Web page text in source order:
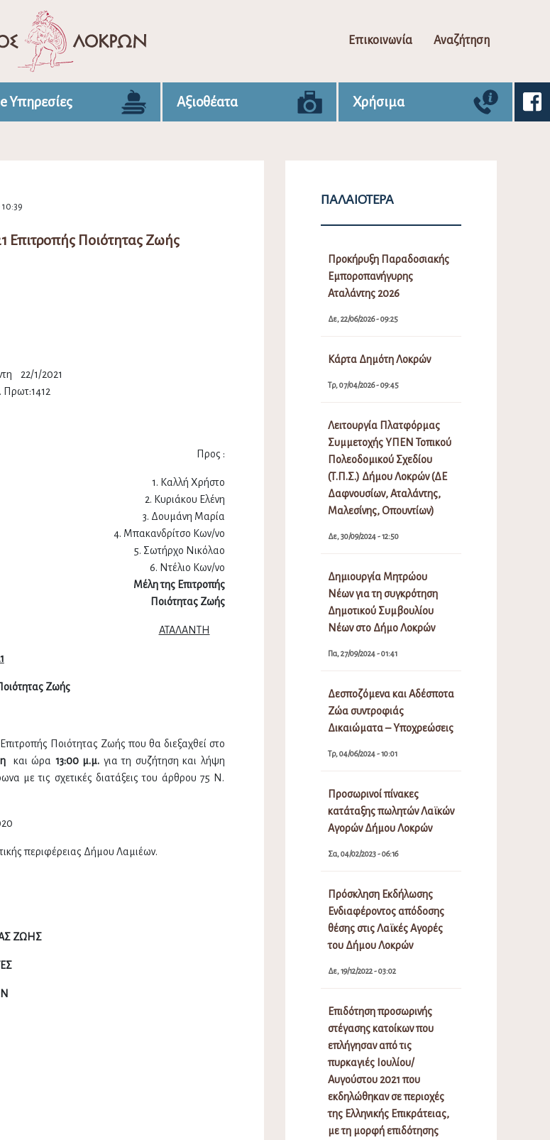
Επικοινωνία Αναζήτηση
e Υπηρεσίες Αξιοθέατα Χρήσιμα
Επιτροπής Ποιότητας Ζωής
22/1/2021
Πρωτ:1412
Προς :
1. Καλλή Χρήστο
2. Κυριάκου Ελένη
3. Δουμάνη Μαρία
4. Μπακανδρίτσο Κων/νο
5. Σωτήρχο Νικόλαο
6. Ντέλιο Κων/νο
Μέλη της Επιτροπής
Ποιότητας Ζωής
ΑΤΑΛΑΝΤΗ
Ζωής
Ποιότητας Ζωής που θα διεξαχθεί στο
και ώρα 13:00 μ.μ. για τη συζήτηση και λήψη
με τις σχετικές διατάξεις του άρθρου 75 Ν.
περιφέρειας Δήμου Λαμιέων.
ΖΩΗΣ
ΠΑΛΑΙΌΤΕΡΑ
Προκήρυξη Παραδοσιακής
Εμποροπανήγυρης
Αταλάντης 2026
Δε, 22/06/2026 - 09:25
Κάρτα Δημότη Λοκρών
Τρ, 07/04/2026 - 09:45
Λειτουργία Πλατφόρμας
Συμμετοχής ΥΠΕΝ Τοπικού
Πολεοδομικού Σχεδίου
(Τ.Π.Σ.) Δήμου Λοκρών (ΔΕ
Δαφνουσίων, Αταλάντης,
Μαλεσίνης, Οπουντίων)
Δε, 30/09/2024 - 12:50
Δημιουργία Μητρώου
Νέων για τη συγκρότηση
Δημοτικού Συμβουλίου
Νέων στο Δήμο Λοκρών
Πα, 27/09/2024 - 01:41
Δεσποζόμενα και Αδέσποτα
Ζώα συντροφιάς
Δικαιώματα – Υποχρεώσεις
Τρ, 04/06/2024 - 10:01
Προσωρινοί πίνακες
κατάταξης πωλητών Λαϊκών
Αγορών Δήμου Λοκρών
Σα, 04/02/2023 - 06:16
Πρόσκληση Εκδήλωσης
Ενδιαφέροντος απόδοσης
θέσης στις Λαϊκές Αγορές
του Δήμου Λοκρών
Δε, 19/12/2022 - 03:02
Επιδότηση προσωρινής
στέγασης κατοίκων που
επλήγησαν από τις
πυρκαγιές Ιουλίου/
Αυγούστου 2021 που
εκδηλώθηκαν σε περιοχές
της Ελληνικής Επικράτειας,
με τη μορφή επιδότησης